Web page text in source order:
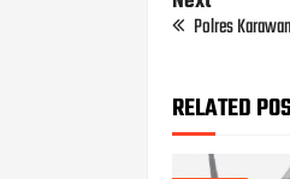
Polres
RELATED